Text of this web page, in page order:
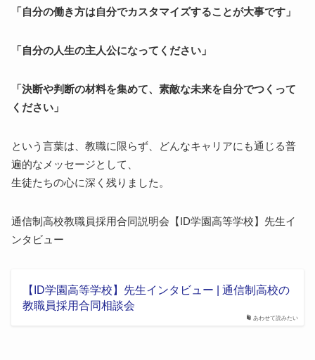
「自分の働き方は自分でカスタマイズすることが大事です」
「自分の人生の主人公になってください」
「決断や判断の材料を集めて、素敵な未来を自分でつくって
ください」
という言葉は、教職に限らず、どんなキャリアにも通じる普
遍的なメッセージとして、
生徒たちの心に深く残りました。
通信制高校教職員採用合同説明会【ID学園高等学校】先生イ
ンタビュー
あわせて読みたい
【ID学園高等学校】先生インタビュー | 通信制高校の
教職員採用合同相談会